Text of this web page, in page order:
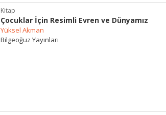
Kitap
Çocuklar İçin Resimli Evren ve Dünyamız
Yüksel Akman
Bilgeoğuz Yayınları